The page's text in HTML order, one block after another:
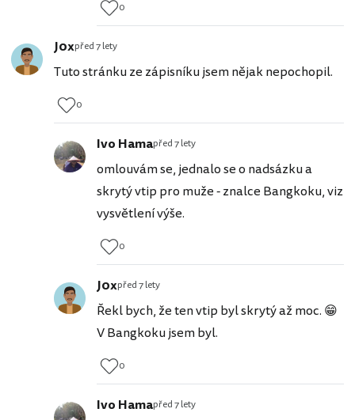
0
J0xpřed 7 lety
Tuto stránku ze zápisníku jsem nějak nepochopil.
0
Ivo Hamapřed 7 lety
omlouvám se, jednalo se o nadsázku a
skrytý vtip pro muže - znalce Bangkoku, viz
vysvětlení výše.
0
J0xpřed 7 lety
Řekl bych, že ten vtip byl skrytý až moc. 😁
V Bangkoku jsem byl.
0
Ivo Hamapřed 7 lety